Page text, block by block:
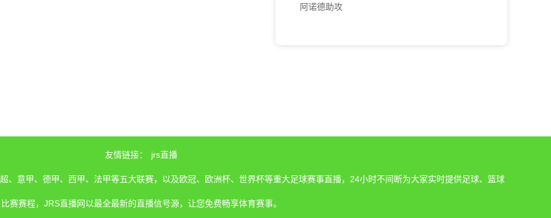
阿诺德助攻
友情链接： jrs直播
、意甲、德甲、西甲、法甲等五大联赛，以及欧冠、欧洲杯、世界杯等重大足球赛事直播，24小时不间断为大家实时提供足球、篮球
比赛赛程，JRS直播网以最全最新的直播信号源，让您免费畅享体育赛事。